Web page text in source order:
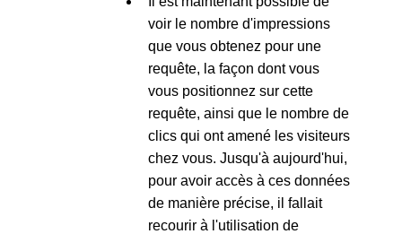
voir le nombre d'impressions
que vous obtenez pour une
requête, la façon dont vous
vous positionnez sur cette
requête, ainsi que le nombre de
clics qui ont amené les visiteurs
chez vous. Jusqu'à aujourd'hui,
pour avoir accès à ces données
de manière précise, il fallait
recourir à l'utilisation de